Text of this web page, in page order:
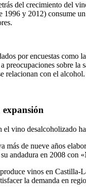
del crecimiento del
1996 y 2012) consume
por encuestas como
preocupaciones sobre
relacionan con el
vino desalcoholizado
más de nueve años
andadura en 2008 con
vinos en Castilla-
la demanda en